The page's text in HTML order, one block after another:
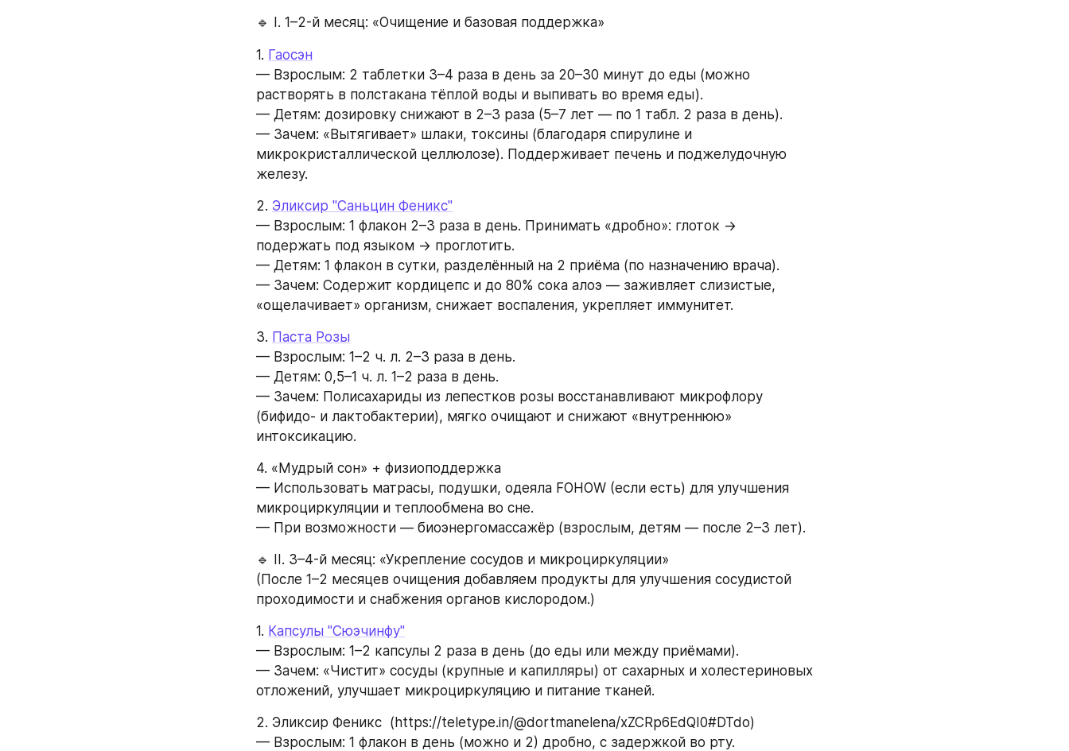
🔹 I. 1–2-й месяц: «Очищение и базовая поддержка»
1. Гаосэн
— Взрослым: 2 таблетки 3–4 раза в день за 20–30 минут до еды (можно
растворять в полстакана тёплой воды и выпивать во время еды).
— Детям: дозировку снижают в 2–3 раза (5–7 лет — по 1 табл. 2 раза в день).
— Зачем: «Вытягивает» шлаки, токсины (благодаря спирулине и
микрокристаллической целлюлозе). Поддерживает печень и поджелудочную
железу.
2. Эликсир "Саньцин Феникс"
— Взрослым: 1 флакон 2–3 раза в день. Принимать «дробно»: глоток →
подержать под языком → проглотить.
— Детям: 1 флакон в сутки, разделённый на 2 приёма (по назначению врача).
— Зачем: Содержит кордицепс и до 80% сока алоэ — заживляет слизистые,
«ощелачивает» организм, снижает воспаления, укрепляет иммунитет.
3. Паста Розы
— Взрослым: 1–2 ч. л. 2–3 раза в день.
— Детям: 0,5–1 ч. л. 1–2 раза в день.
— Зачем: Полисахариды из лепестков розы восстанавливают микрофлору
(бифидо- и лактобактерии), мягко очищают и снижают «внутреннюю»
интоксикацию.
4. «Мудрый сон» + физиоподдержка
— Использовать матрасы, подушки, одеяла FOHOW (если есть) для улучшения
микроциркуляции и теплообмена во сне.
— При возможности — биоэнергомассажёр (взрослым, детям — после 2–3 лет).
🔹 II. 3–4-й месяц: «Укрепление сосудов и микроциркуляции»
(После 1–2 месяцев очищения добавляем продукты для улучшения сосудистой
проходимости и снабжения органов кислородом.)
1. Капсулы "Сюэчинфу"
— Взрослым: 1–2 капсулы 2 раза в день (до еды или между приёмами).
— Зачем: «Чистит» сосуды (крупные и капилляры) от сахарных и холестериновых
отложений, улучшает микроциркуляцию и питание тканей.
2. Эликсир Феникс  (https://teletype.in/@dortmanelena/xZCRp6EdQI0#DTdo)
— Взрослым: 1 флакон в день (можно и 2) дробно, с задержкой во рту.